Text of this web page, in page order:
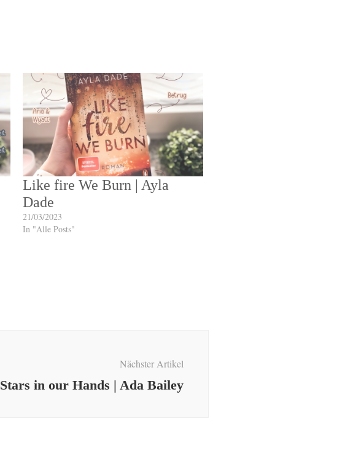
Like fire We Burn | Ayla
Dade
21/03/2023
In "Alle Posts"
Nächster Artikel
Stars in our Hands | Ada Bailey